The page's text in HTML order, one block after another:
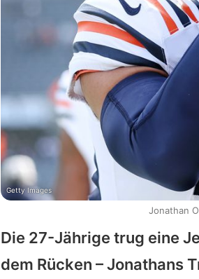
Die 27-Jährige trug eine
dem Rücken –Jonathans
Getty Images
Jonathan